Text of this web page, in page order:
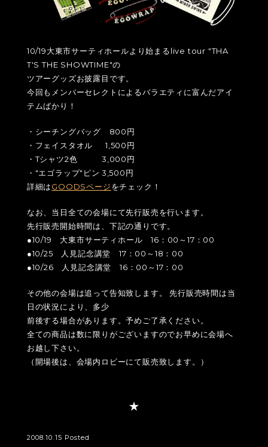
10/19大東市サーティホールより始まるlive tour "THA
T'S THE SHOWTIME"の
ツアーグッズお披露目です。
今回もメンバーセレクトによるバラエティに富んだアイ
テムばかり！
・シーチングバッグ
800円
・フェイスタオル
1,500円
・Tシャツ2色
3,000円
・"エゴラップ"ピン 3,500円
詳細はGOODSページをチェック！
なお、当日全ての会場にて先行販売を行います。
先行販売開始時間は、下記の通りです。
●10/19 大東市サーティホール 16：00～17：00
●10/25 人見記念講堂 17：00～18：00
●10/26 人見記念講堂 16：00～17：00
その他の会場は追って告知致します。 先行販売時間は当
日の状況により、多少
前後する場合があります。予めご了承ください。
全ての商品は数に限りがございますのでお早めに会場へ
お越し下さい。
（開場後は、会場内ロビーにて販売致します。）
2008.10.15 Posted